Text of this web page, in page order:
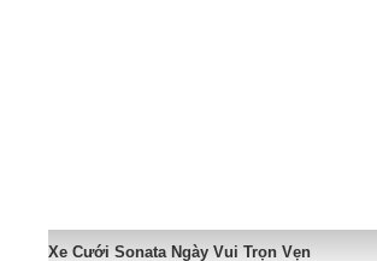
Xe Cưới Sonata Ngày Vui Trọn Vẹn